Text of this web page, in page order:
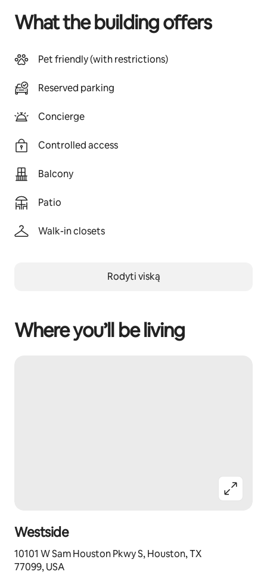
What the building offers
Pet friendly (with restrictions)
Reserved parking
Concierge
Controlled access
Balcony
Patio
Walk-in closets
Rodyti viską
Where you’ll be living
Westside
10101 W Sam Houston Pkwy S, Houston, TX
77099, USA